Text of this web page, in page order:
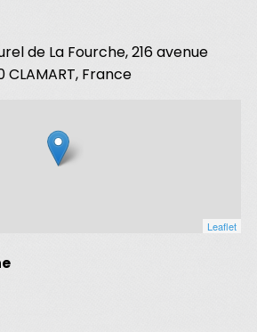
de La Fourche, 216 avenue
CLAMART, France
Leaflet